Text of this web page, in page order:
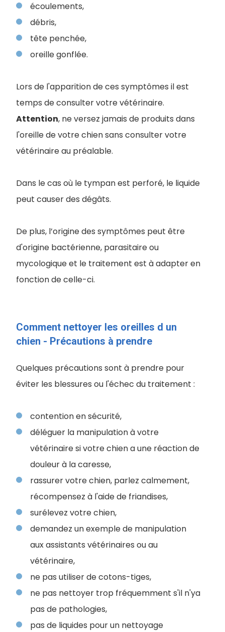
écoulements,
débris,
tête penchée,
oreille gonflée.
Lors de l'apparition de ces symptômes il est
temps de consulter votre vétérinaire.
Attention, ne versez jamais de produits dans
l'oreille de votre chien sans consulter votre
vétérinaire au préalable.
Dans le cas où le tympan est perforé, le liquide
peut causer des dégâts.
De plus, l’origine des symptômes peut être
d'origine bactérienne, parasitaire ou
mycologique et le traitement est à adapter en
fonction de celle-ci.
Comment nettoyer les oreilles d un
chien - Précautions à prendre
Quelques précautions sont à prendre pour
éviter les blessures ou l'échec du traitement :
contention en sécurité,
déléguer la manipulation à votre
vétérinaire si votre chien a une réaction de
douleur à la caresse,
rassurer votre chien, parlez calmement,
récompensez à l'aide de friandises,
surélevez votre chien,
demandez un exemple de manipulation
aux assistants vétérinaires ou au
vétérinaire,
ne pas utiliser de cotons-tiges,
ne pas nettoyer trop fréquemment s'il n'ya
pas de pathologies,
pas de liquides pour un nettoyage